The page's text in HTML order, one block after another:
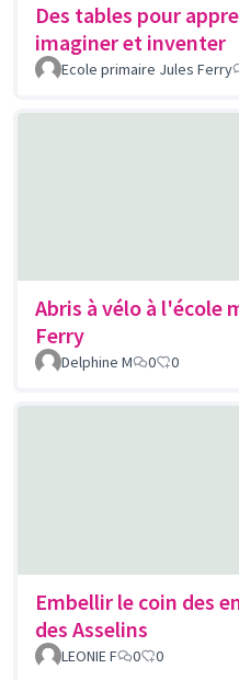
Des tables pour
imaginer et inventer
Ecole primaire Jules Ferry
Abris à vélo à l'école
Ferry
Delphine M 0 0
Embellir le coin des
des Asselins
LEONIE F 0 0